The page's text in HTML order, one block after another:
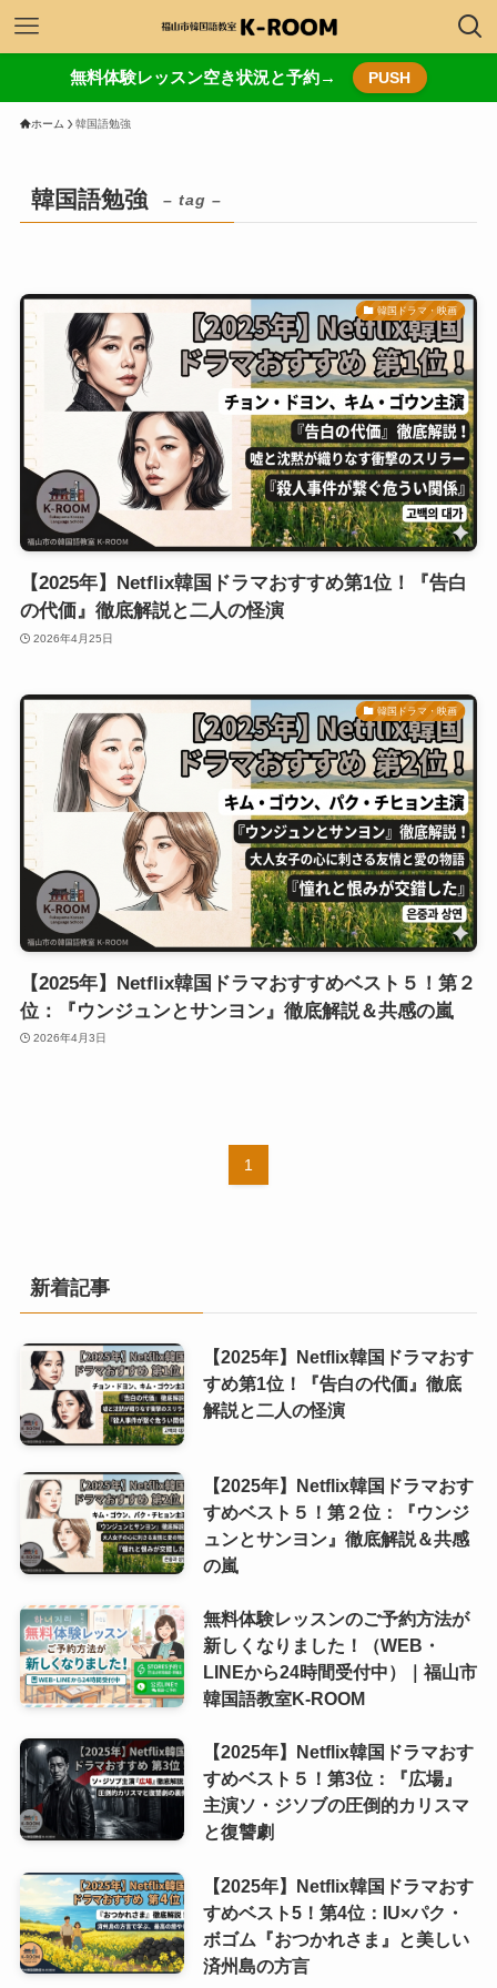
無料体験レッスン空き状況と予約→ PUSH
ホーム 韓国語勉強
韓国語勉強 – tag –
韓国ドラマ・映画
【2025年】Netflix韓国ドラマおすすめ第1位！『告白
の代価』徹底解説と二人の怪演
2026年4月25日
韓国ドラマ・映画
【2025年】Netflix韓国ドラマおすすめベスト５！第２
位：『ウンジュンとサンヨン』徹底解説＆共感の嵐
2026年4月3日
1
新着記事
【2025年】Netflix韓国ドラマおす
すめ第1位！『告白の代価』徹底
解説と二人の怪演
【2025年】Netflix韓国ドラマおす
すめベスト５！第２位：『ウンジ
ュンとサンヨン』徹底解説＆共感
の嵐
無料体験レッスンのご予約方法が
新しくなりました！（WEB・
LINEから24時間受付中）｜福山市
韓国語教室K-ROOM
【2025年】Netflix韓国ドラマおす
すめベスト５！第3位：『広場』
主演ソ・ジソブの圧倒的カリスマ
と復讐劇
【2025年】Netflix韓国ドラマおす
すめベスト5！第4位：IU×パク・
ボゴム『おつかれさま』と美しい
済州島の方言